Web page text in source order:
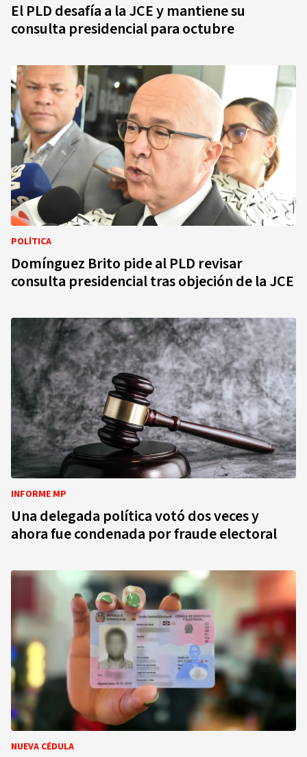
El PLD desafía a la JCE y mantiene su
consulta presidencial para octubre
POLÍTICA
Domínguez Brito pide al PLD revisar
consulta presidencial tras objeción de la JCE
INFORME MP
Una delegada política votó dos veces y
ahora fue condenada por fraude electoral
NUEVA CÉDULA